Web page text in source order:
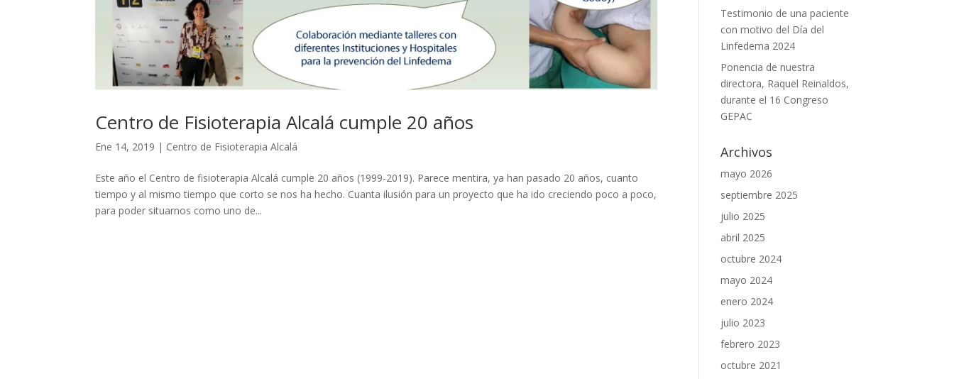
Centro de Fisioterapia Alcalá cumple 20 años
Ene 14, 2019 | Centro de Fisioterapia Alcalá
Este año el Centro de fisioterapia Alcalá cumple 20 años (1999-2019). Parece mentira, ya han pasado 20 años, cuanto
tiempo y al mismo tiempo que corto se nos ha hecho. Cuanta ilusión para un proyecto que ha ido creciendo poco a poco,
para poder situarnos como uno de...
Testimonio de una paciente
con motivo del Día del
Linfedema 2024
Ponencia de nuestra
directora, Raquel Reinaldos,
durante el 16 Congreso
GEPAC
Archivos
mayo 2026
septiembre 2025
julio 2025
abril 2025
octubre 2024
mayo 2024
enero 2024
julio 2023
febrero 2023
octubre 2021